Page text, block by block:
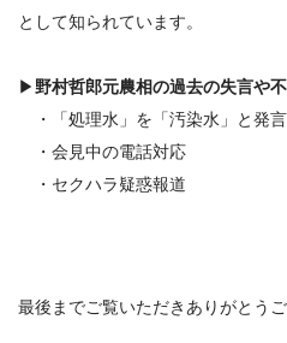
として知られています。
▶ 野村哲郎元農相の過去の失言や
・「処理水」を「汚染水」と発言
・会見中の電話対応
・セクハラ疑惑報道
最後までご覧いただきありがとうご